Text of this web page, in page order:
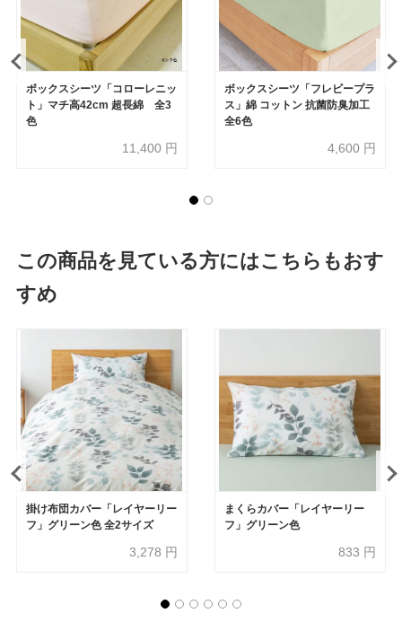
ボックスシーツ「コローレニッ
ト」マチ高42cm 超長綿 全3
色
11,400 円
ボックスシーツ「フレビープラ
ス」綿 コットン 抗菌防臭加工
全6色
4,600 円
この商品を見ている方にはこちらもおす
すめ
掛け布団カバー「レイヤーリー
フ」グリーン色 全2サイズ
3,278 円
まくらカバー「レイヤーリー
フ」グリーン色
833 円